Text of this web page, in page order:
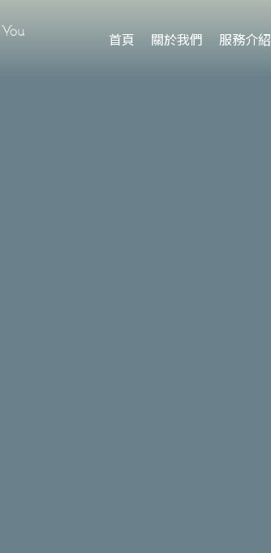
首頁 關於我們 服務介紹